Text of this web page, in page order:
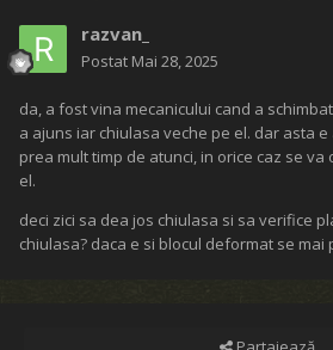
razvan_
Postat Mai 28, 2025
da, a fost vina mecanicului cand a
a ajuns iar chiulasa veche pe el. dar asta
prea mult timp de atunci, in orice caz se va
el.
deci zici sa dea jos chiulasa si sa verifice
chiulasa? daca e si blocul deformat se mai